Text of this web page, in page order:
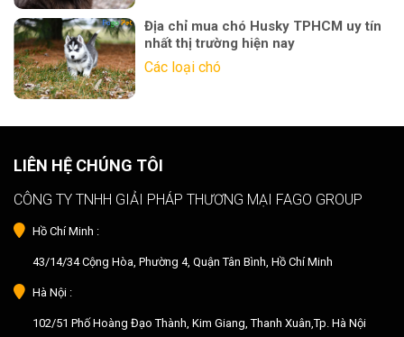
Địa chỉ mua chó Husky TPHCM uy tín
nhất thị trường hiện nay
Các loại chó
LIÊN HỆ CHÚNG TÔI
CÔNG TY TNHH GIẢI PHÁP THƯƠNG MẠI FAGO GROUP
Hồ Chí Minh :
43/14/34 Cộng Hòa, Phường 4, Quận Tân Bình, Hồ Chí Minh
Hà Nội :
102/51 Phố Hoàng Đạo Thành, Kim Giang, Thanh Xuân,Tp. Hà Nội